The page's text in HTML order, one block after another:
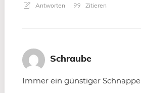
Antworten Zitieren
Schraube
Immer ein günstiger